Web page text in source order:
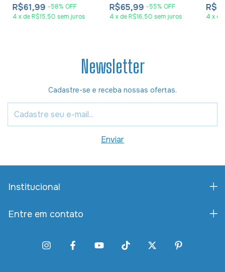
R$61,99 -58% OFF
4 xdeR$15,50 sem juros
R$65,99 -55% OFF
4 xdeR$16,50 sem juros 4 x de
Newsletter
Cadastre-se e receba nossas ofertas.
Institucional
Entre em contato